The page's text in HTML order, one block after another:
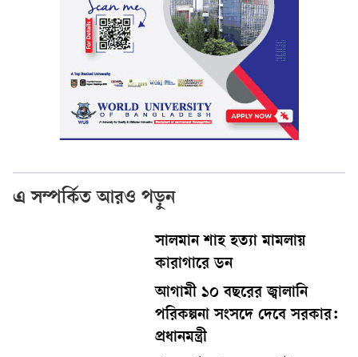
এ সম্পর্কিত আরও পড়ুন
সালমান শাহ হত্যা মামলায়
কারাগারে ডন
আগামী ১০ বছরের জ্বালানি
পরিকল্পনা সংসদে দেবে সরকার:
প্রধানমন্ত্রী